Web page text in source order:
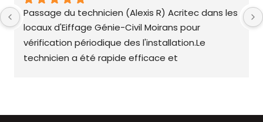
Passage du technicien (Alexis R) Acritec dans les
locaux d'Eiffage Génie-Civil Moirans pour
vérification périodique des l'installation.Le
technicien a été rapide efficace et